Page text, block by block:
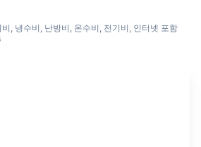
, 냉수비, 난방비, 온수비, 전기비, 인터넷 포함